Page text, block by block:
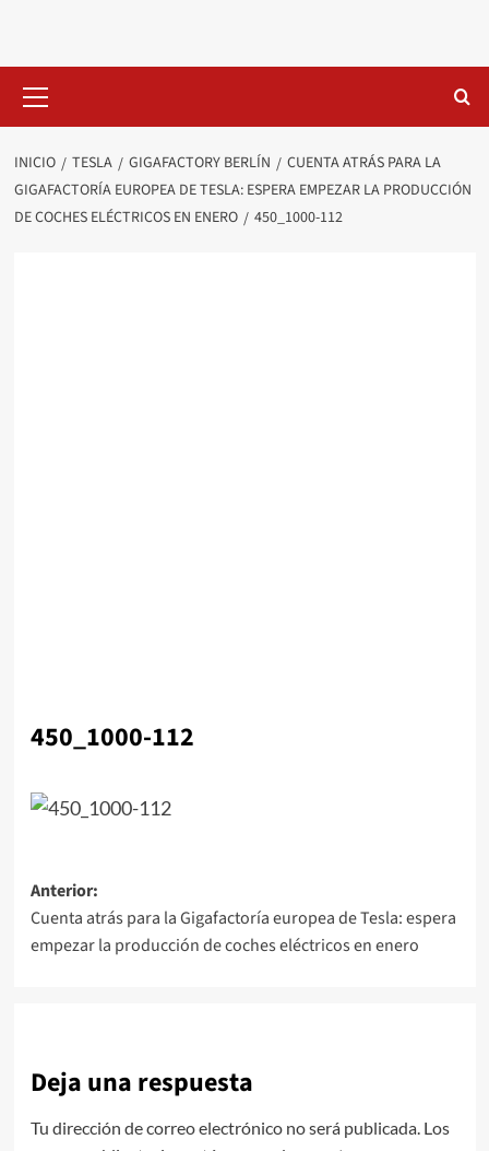
contenido
primario
INICIO TESLA GIGAFACTORY BERLÍN
CUENTA ATRÁS PARA LA
GIGAFACTORÍA EUROPEA DE TESLA: ESPERA EMPEZAR LA PRODUCCIÓN
DE COCHES ELÉCTRICOS EN ENERO
450_1000-112
450_1000-112
Navegación
de
entradas
Anterior:
Cuenta atrás para la Gigafactoría europea de Tesla: espera
empezar la producción de coches eléctricos en enero
Deja una respuesta
Tu dirección de correo electrónico no será publicada. Los